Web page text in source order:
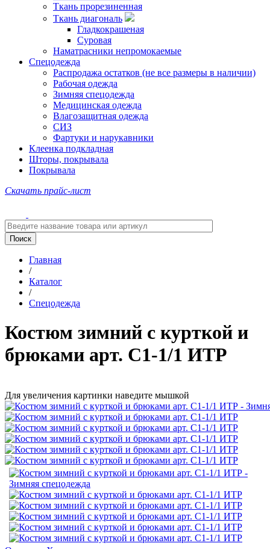
Ткань прорезиненная
Ткань диагональ
Гладкокрашеная
Суровая
Наматрасники непромокаемые
Спецодежда
Распродажа остатков (не все размеры в наличии)
Рабочая одежда
Зимняя спецодежда
Медицинская одежда
Влагозащитная одежда
СИЗ
Фартуки и нарукавники
Клеенка подкладная
Шторы, покрывала
Покрывала
Скачать прайс-лист
Главная
/
Каталог
/
Спецодежда
Костюм зимний с курткой и
брюками арт. С1-1/1 ИТР
Для увеличения картинки наведите мышкой